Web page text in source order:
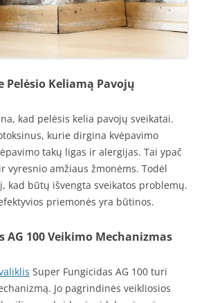
Pelėsio Keliamą Pavojų
kad pelėsis kelia pavojų sveikatai.
kurie dirgina kvėpavimo
takų ligas ir alergijas. Tai ypač
vyresnio amžiaus žmonėms. Todėl
kad būtų išvengta sveikatos problemų.
priemonės yra būtinos.
AG 100 Veikimo Mechanizmas
Super Fungicidas AG 100 turi
Jo pagrindinės veikliosios